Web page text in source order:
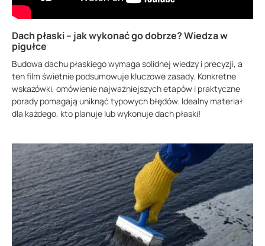
Dach płaski – jak wykonać go dobrze? Wiedza w
pigułce
Budowa dachu płaskiego wymaga solidnej wiedzy i precyzji, a
ten film świetnie podsumowuje kluczowe zasady. Konkretne
wskazówki, omówienie najważniejszych etapów i praktyczne
porady pomagają uniknąć typowych błędów. Idealny materiał
dla każdego, kto planuje lub wykonuje dach płaski!